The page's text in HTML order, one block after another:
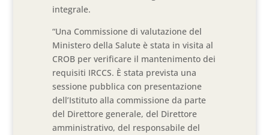
integrale.
“Una Commissione di valutazione del
Ministero della Salute è stata in visita al
CROB per verificare il mantenimento dei
requisiti IRCCS. È stata prevista una
sessione pubblica con presentazione
dell’Istituto alla commissione da parte
del Direttore generale, del Direttore
amministrativo, del responsabile del